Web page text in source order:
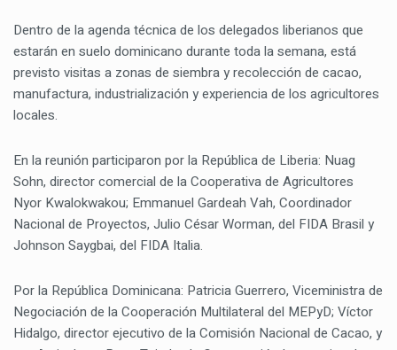
Dentro de la agenda técnica de los delegados liberianos que
estarán en suelo dominicano durante toda la semana, está
previsto visitas a zonas de siembra y recolección de cacao,
manufactura, industrialización y experiencia de los agricultores
locales.
En la reunión participaron por la República de Liberia: Nuag
Sohn, director comercial de la Cooperativa de Agricultores
Nyor Kwalokwakou; Emmanuel Gardeah Vah, Coordinador
Nacional de Proyectos, Julio César Worman, del FIDA Brasil y
Johnson Saygbai, del FIDA Italia.
Por la República Dominicana: Patricia Guerrero, Viceministra de
Negociación de la Cooperación Multilateral del MEPyD; Víctor
Hidalgo, director ejecutivo de la Comisión Nacional de Cacao, y